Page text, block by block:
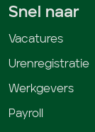
Snel naar
Vacatures
Urenregistratie
Werkgevers
Payroll